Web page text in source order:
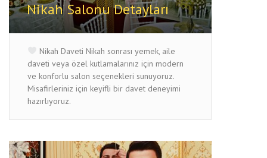
Nikah Salonu Detayları
Nikah Daveti Nikah sonrası yemek, aile
daveti veya özel kutlamalarınız için modern
ve konforlu salon seçenekleri sunuyoruz.
Misafirleriniz için keyifli bir davet deneyimi
hazırlıyoruz.